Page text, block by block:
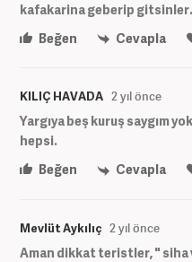
kafakarina geberip gitsinler.
Beğen
Cevapla
KILIÇ HAVADA 2 yıl önce
Yargıya beş kuruş saygım
hepsi.
Beğen
Cevapla
Mevlüt Aykılıç 2 yıl önce
Aman dikkat teristler, " siha